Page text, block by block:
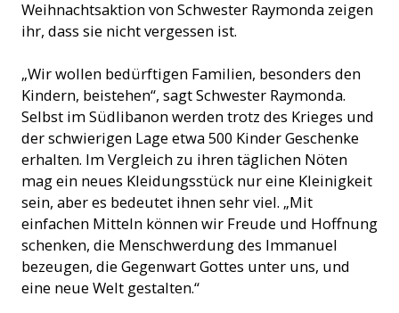
Weihnachtsaktion von Schwester Raymonda zeigen
ihr, dass sie nicht vergessen ist.
„Wir wollen bedürftigen Familien, besonders den
Kindern, beistehen“, sagt Schwester Raymonda.
Selbst im Südlibanon werden trotz des Krieges und
der schwierigen Lage etwa 500 Kinder Geschenke
erhalten. Im Vergleich zu ihren täglichen Nöten
mag ein neues Kleidungsstück nur eine Kleinigkeit
sein, aber es bedeutet ihnen sehr viel. „Mit
einfachen Mitteln können wir Freude und Hoffnung
schenken, die Menschwerdung des Immanuel
bezeugen, die Gegenwart Gottes unter uns, und
eine neue Welt gestalten.“